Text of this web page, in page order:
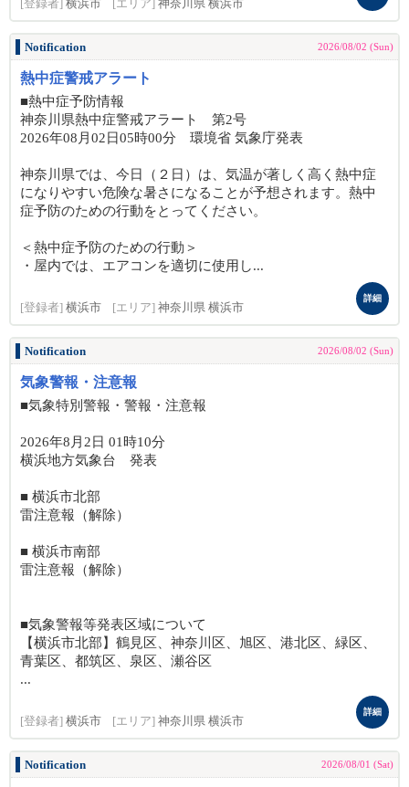
[登録者] 横浜市 [エリア] 神奈川県 横浜市
Notification 2026/08/02 (Sun)
熱中症警戒アラート
■熱中症予防情報
神奈川県熱中症警戒アラート 第2号
2026年08月02日05時00分 環境省 気象庁発表
神奈川県では、今日（２日）は、気温が著しく高く熱中症
になりやすい危険な暑さになることが予想されます。熱中
症予防のための行動をとってください。
＜熱中症予防のための行動＞
・屋内では、エアコンを適切に使用し...
[登録者] 横浜市 [エリア] 神奈川県 横浜市
詳細
Notification 2026/08/02 (Sun)
気象警報・注意報
■気象特別警報・警報・注意報
2026年8月2日 01時10分
横浜地方気象台 発表
■ 横浜市北部
雷注意報（解除）
■ 横浜市南部
雷注意報（解除）
■気象警報等発表区域について
【横浜市北部】鶴見区、神奈川区、旭区、港北区、緑区、
青葉区、都筑区、泉区、瀬谷区
...
[登録者] 横浜市 [エリア] 神奈川県 横浜市
詳細
Notification 2026/08/01 (Sat)